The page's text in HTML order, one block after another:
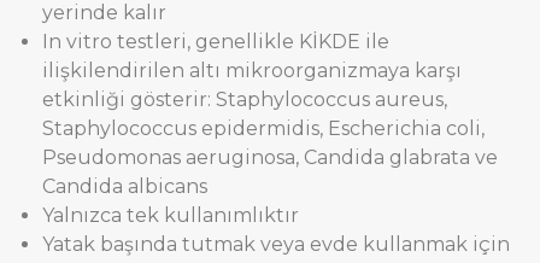
yerinde kalır
In vitro testleri, genellikle KİKDE ile
ilişkilendirilen altı mikroorganizmaya karşı
etkinliği gösterir: Staphylococcus aureus,
Staphylococcus epidermidis, Escherichia coli,
Pseudomonas aeruginosa, Candida glabrata ve
Candida albicans
Yalnızca tek kullanımlıktır
Yatak başında tutmak veya evde kullanmak için